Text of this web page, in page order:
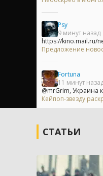
Psy
9 минут назад
https://kino.mail.ru/
Предложение
Fortuna
11 минут
@mrGrim, Украина
Кейпоп-звезду
СТАТЬИ